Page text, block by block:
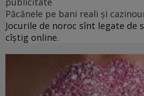
Păcănele pe bani reali și
Jocurile de noroc sînt legate de
cîștig online.